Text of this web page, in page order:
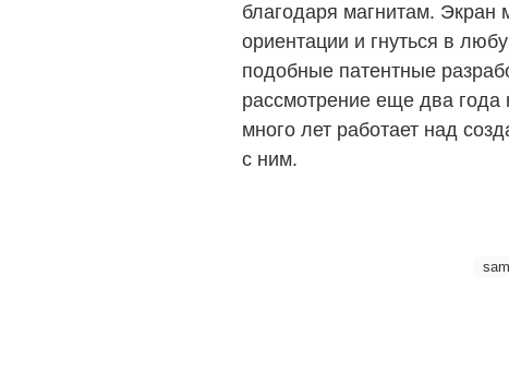
благодаря магнитам. Экран
ориентации и гнуться в
подобные патентные
рассмотрение еще два года
много лет работает над
с ним.